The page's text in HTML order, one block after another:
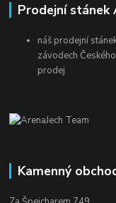
Prodejní stánek
náš prodejní
závodech
prodej
Kamenný